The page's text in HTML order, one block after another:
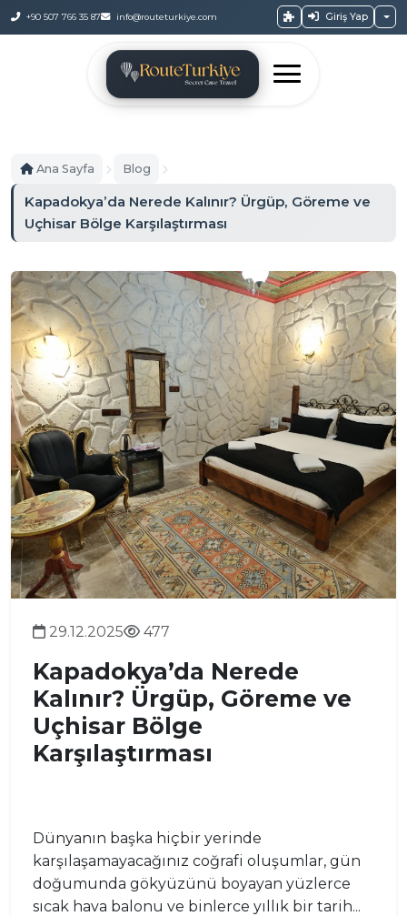
+90 507 766 35 87 info@routeturkiye.com Giriş Yap
Ana Sayfa Blog
Kapadokya’da Nerede Kalınır? Ürgüp, Göreme ve
Uçhisar Bölge Karşılaştırması
29.12.2025 477
Kapadokya’da Nerede
Kalınır? Ürgüp, Göreme ve
Uçhisar Bölge
Karşılaştırması
Dünyanın başka hiçbir yerinde
karşılaşamayacağınız coğrafi oluşumlar, gün
doğumunda gökyüzünü boyayan yüzlerce
sıcak hava balonu ve binlerce yıllık bir tarih...